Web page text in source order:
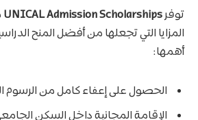
توفرUNICAL Admission Scholarships
المزايا التي تجعلها من أفضل المنح
أهمها:
الحصول على إعفاء كامل من الرسوم
الإقامة المجانية داخل السكن